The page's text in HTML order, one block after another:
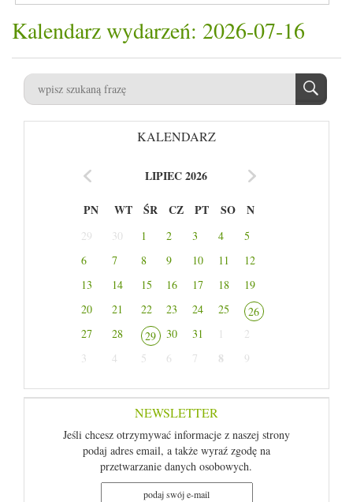
Kalendarz wydarzeń: 2026-07-16
KALENDARZ
LIPIEC 2026
PN WT ŚR CZ PT SO N
29 30 1 2 3 4
5
6
7 8 9 10 11
12
13
14 15 16 17 18
19
20
21 22 23 24 25
26
27
28 29 30 31 1
2
3
4 5 6 7 8 9
NEWSLETTER
Jeśli chcesz otrzymywać informacje z naszej strony
podaj adres email, a także wyraź zgodę na
przetwarzanie danych osobowych.